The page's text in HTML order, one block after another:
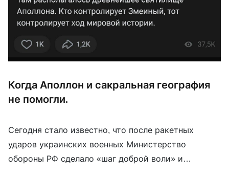
Когда Аполлон и сакральная география
не помогли.
Сегодня стало известно, что после ракетных
ударов украинских военных Министерство
обороны РФ сделало «шаг доброй воли» и